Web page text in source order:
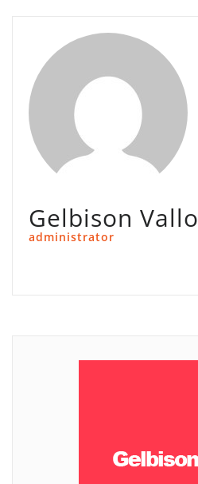
Gelbison Vallo
administrator